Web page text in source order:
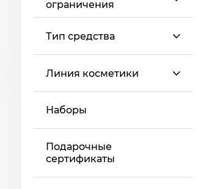
ограничения
Тип средства
Линия косметики
Наборы
Подарочные
сертификаты